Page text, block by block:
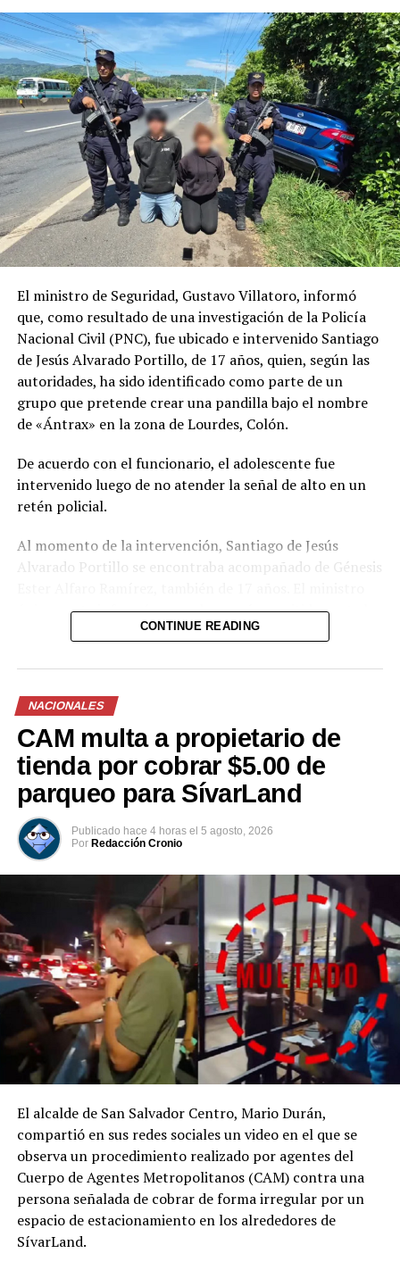
Nuestro compromiso es ofrecer una experiencia
aeroportuaria más cómoda, accesible y amigable,
fortaleciendo la atención a quienes viajan con niños y
convirtiendo su llegada a El Salvador en un momento
especial.
Comparte esto:
Facebook X
Me gusta esto:
El ministro de Seguridad, Gustavo Villatoro, informó
que, como resultado de una investigación de la Policía
Nacional Civil (PNC), fue ubicado e intervenido Santiago
de Jesús Alvarado Portillo, de 17 años, quien, según las
autoridades, ha sido identificado como parte de un
grupo que pretende crear una pandilla bajo el nombre
de «Ántrax» en la zona de Lourdes, Colón.
De acuerdo con el funcionario, el adolescente fue
intervenido luego de no atender la señal de alto en un
retén policial.
Al momento de la intervención, Santiago de Jesús
Alvarado Portillo se encontraba acompañado de Génesis
únicamente informó que ambos serán remitidos ante las
autoridades correspondientes para ser procesados.
Villatoro afirmó que las autoridades cuentan con la
capacidad para detectar e interrumpir a tiempo el
surgimiento de organizaciones emergentes que intenten
operar bajo nuevas denominaciones. Asimismo, aseguró
que no permitirán que se repliquen las prácticas
criminales del pasado y que cualquier célula que
pretenda operar bajo esos parámetros será
desmantelada y sus integrantes llevados ante la justicia.
Comparte esto:
Facebook
Me gusta esto:
CONTINUE READING
NACIONALES
CAM multa a propietario de
tienda por cobrar $5.00 de
parqueo para SívarLand
Publicado hace 4 horas el 5 agosto, 2026
Por Redacción Cronio
El alcalde de San Salvador Centro, Mario Durán,
compartió en sus redes sociales un video en el que se
observa un procedimiento realizado por agentes del
Cuerpo de Agentes Metropolitanos (CAM) contra una
persona señalada de cobrar de forma irregular por un
espacio de estacionamiento en los alrededores de
SívarLand.